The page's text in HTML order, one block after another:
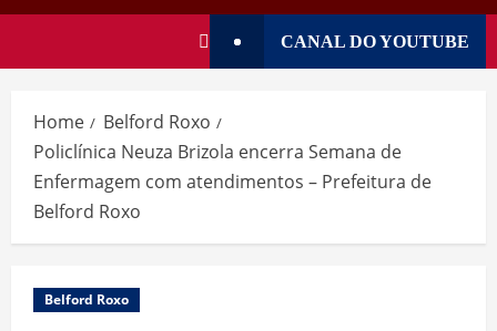
CANAL DO YOUTUBE
Home
Belford Roxo
Policlínica Neuza Brizola encerra Semana de
Enfermagem com atendimentos – Prefeitura de
Belford Roxo
Belford Roxo